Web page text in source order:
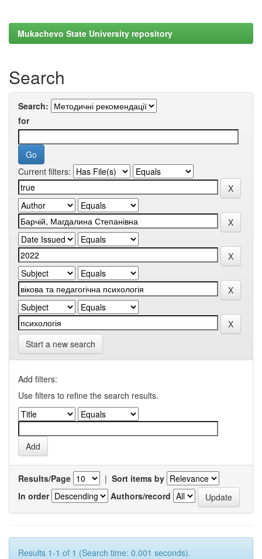
Mukachevo State University repository
Search
Search:
for
Current filters:
Start a new search
Add filters:
Use filters to refine the search results.
Results/Page | Sort items by
In order
Authors/record
Results 1-1 of 1 (Search time: 0.001 seconds).